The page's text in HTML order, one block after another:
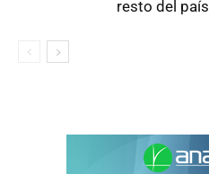
resto del país